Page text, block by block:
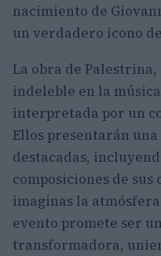
nacimiento de
un verdadero ícono
La obra de
indeleble en la
interpretada por un
Ellos presentarán una
destacadas,
composiciones de sus
imaginas la
evento promete ser
transformadora,